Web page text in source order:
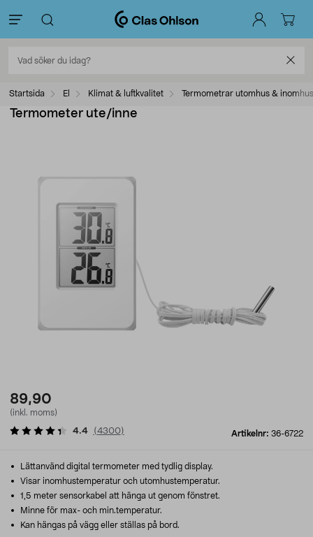
Startsida El Klimat & luftkvalitet Termometrar utomhus & inomhus
Termometer ute/inne
89,90
(inkl. moms)
Artikelnr: 36-6722
4.4 (4300)
Lättanvänd digital termometer med tydlig display.
Visar inomhustemperatur och utomhustemperatur.
1,5 meter sensorkabel att hänga ut genom fönstret.
Minne för max- och min.temperatur.
Kan hängas på vägg eller ställas på bord.